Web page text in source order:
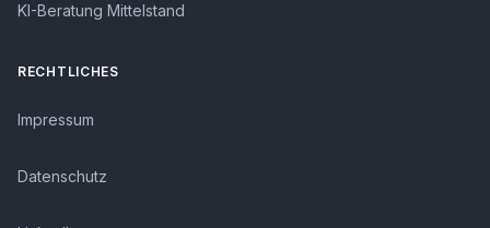
KI-Beratung Mittelstand
RECHTLICHES
Impressum
Datenschutz